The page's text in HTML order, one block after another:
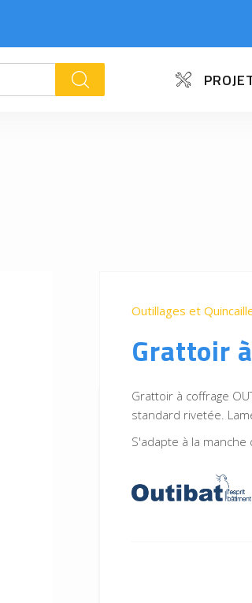
k
Outillages et
Grattoir
Grattoir à coffrage
standard rivetée.
S'adapte à la